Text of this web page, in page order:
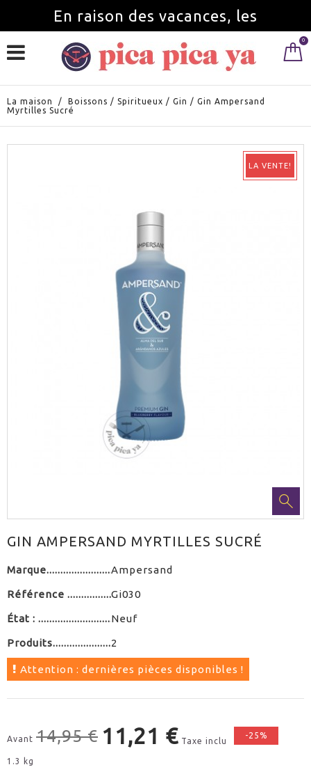
En raison des vacances, les
commandes seront servies à partir du 0
La maison / Boissons / Spiritueux / Gin / Gin Ampersand
Myrtilles Sucré
LA VENTE!
GIN AMPERSAND MYRTILLES SUCRÉ
Marque Ampersand
Référence Gi030
État : Neuf
Produits 2
Attention : dernières pièces disponibles !
Avant 14,95 € 11,21 € Taxe inclu
-25%
1.3 kg